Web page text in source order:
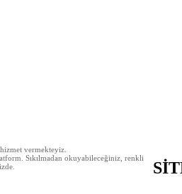
vermekteyiz.
Sıkılmadan okuyabileceğiniz, renkli